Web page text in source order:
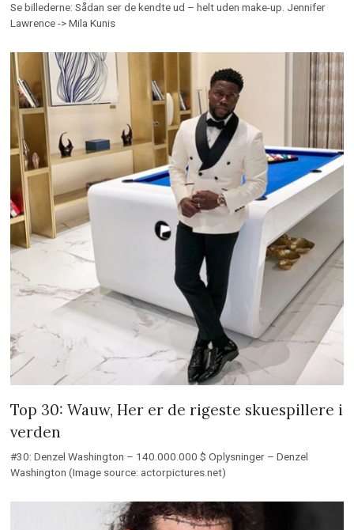
Se billederne: Sådan ser de kendte ud – helt uden make-up. Jennifer
Lawrence -> Mila Kunis
Top 30: Wauw, Her er de rigeste skuespillere i
verden
#30: Denzel Washington – 140.000.000 $ Oplysninger – Denzel
Washington (Image source: actorpictures.net)